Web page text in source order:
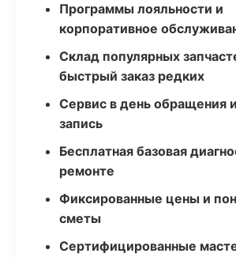
Программы лояльности и
корпоративное
Склад популярных
быстрый заказ редких
Сервис в день обращения
запись
Бесплатная базовая
ремонте
Фиксированные цены и
сметы
Сертифицированные